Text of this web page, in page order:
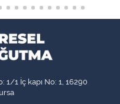
1/1 İç kapı No: 1, 16290